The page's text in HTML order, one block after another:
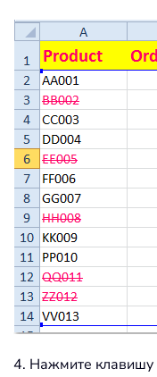
4. Нажмите клавишу